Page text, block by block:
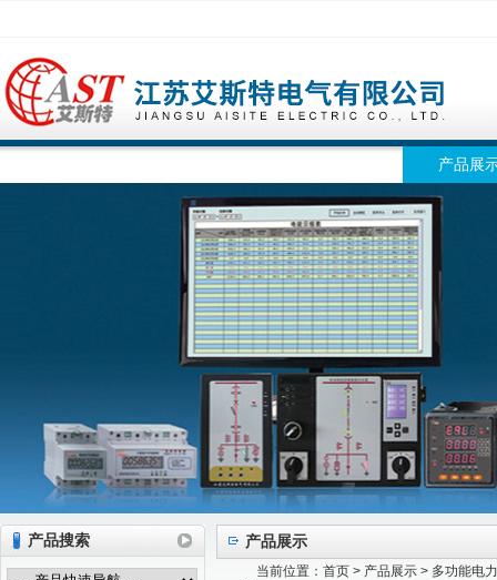
产品展
产品搜索 产品展示
当前位置： 首页 > 产品展示 > 多功能电